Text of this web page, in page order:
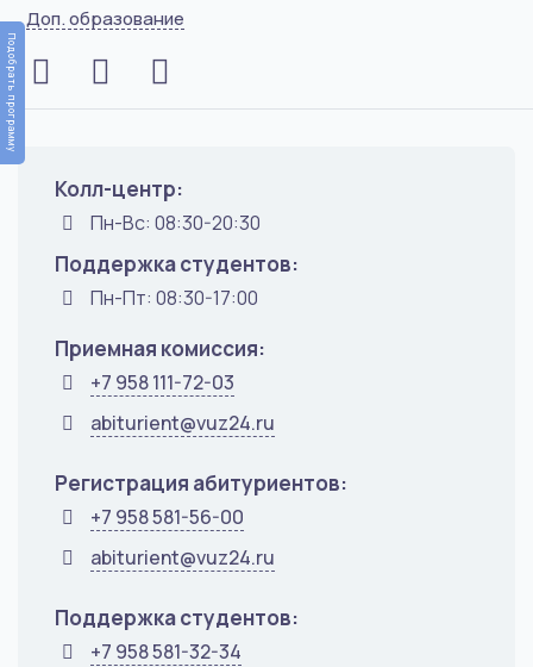
Доп. образование
Колл-центр:
Пн-Вс: 08:30-20:30
Поддержка студентов:
Пн-Пт: 08:30-17:00
Приемная комиссия:
+7 958 111-72-03
abiturient@vuz24.ru
Регистрация абитуриентов:
+7 958 581-56-00
abiturient@vuz24.ru
Поддержка студентов:
+7 958 581-32-34
Подобрать программу